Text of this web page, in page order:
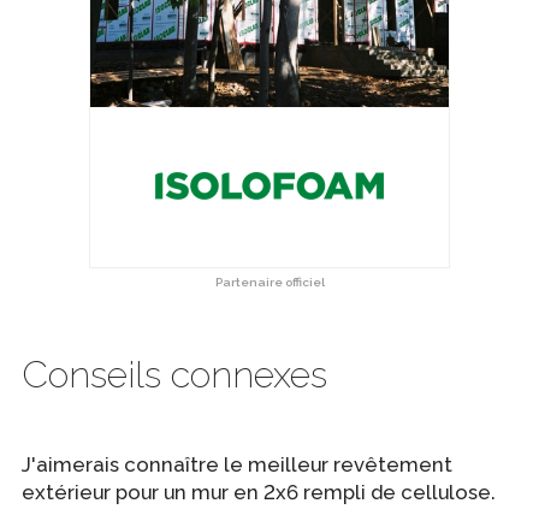
Partenaire officiel
Conseils connexes
J'aimerais connaître le meilleur revêtement
extérieur pour un mur en 2x6 rempli de cellulose.